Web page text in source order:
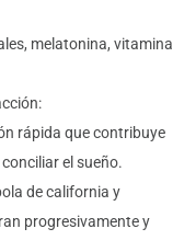
melatonina, vitamina
rápida que contribuye
el sueño.
de california y
progresivamente y